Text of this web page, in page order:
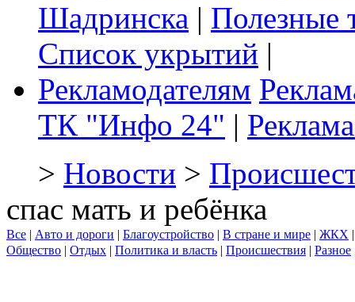
Шадринска | Полезные
Список укрытий |
Рекламодателям
ТК "Инфо 24" |
> Новости >
спас мать и ребёнка
Все | Авто и дороги | Благоустройство | В стране и мире | ЖКХ
Общество | Отдых | Политика и власть | Происшествия | Разное